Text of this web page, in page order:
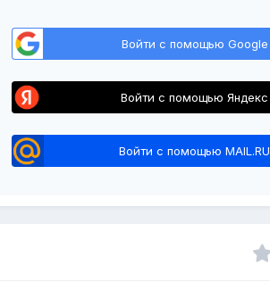
Войти с помощью Google
Войти с помощью Яндекс
Войти с помощью MAIL.RU